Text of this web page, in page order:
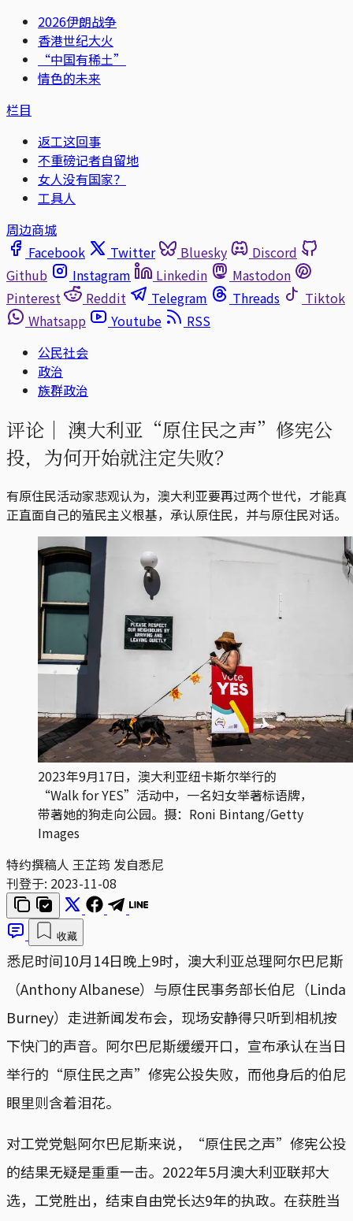
2026伊朗战争
香港世纪大火
“中国有稀土”
情色的未来
栏目
返工这回事
不重磅记者自留地
女人没有国家？
工具人
周边商城
Facebook
Twitter Bluesky
Discord
Github
Instagram Linkedin
Mastodon
Pinterest
Reddit Telegram Threads
Tiktok
Whatsapp
Youtube
RSS
公民社会
政治
族群政治
评论｜ 澳大利亚“原住民之声”修宪公
投，为何开始就注定失败？
有原住民活动家悲观认为，澳大利亚要再过两个世代，才能真
正直面自己的殖民主义根基，承认原住民，并与原住民对话。
2023年9月17日，澳大利亚纽卡斯尔举行的
“Walk for YES”活动中，一名妇女举著标语牌，
带著她的狗走向公园。摄：Roni Bintang/Getty
Images
特约撰稿人 王芷筠 发自悉尼
刊登于: 2023-11-08
收藏
悉尼时间10月14日晚上9时，澳大利亚总理阿尔巴尼斯
（Anthony Albanese）与原住民事务部长伯尼（Linda
Burney）走进新闻发布会，现场安静得只听到相机按
下快门的声音。阿尔巴尼斯缓缓开口，宣布承认在当日
举行的“原住民之声”修宪公投失败，而他身后的伯尼
眼里则含着泪花。
对工党党魁阿尔巴尼斯来说，“原住民之声”修宪公投
的结果无疑是重重一击。2022年5月澳大利亚联邦大
选，工党胜出，结束自由党长达9年的执政。在获胜当